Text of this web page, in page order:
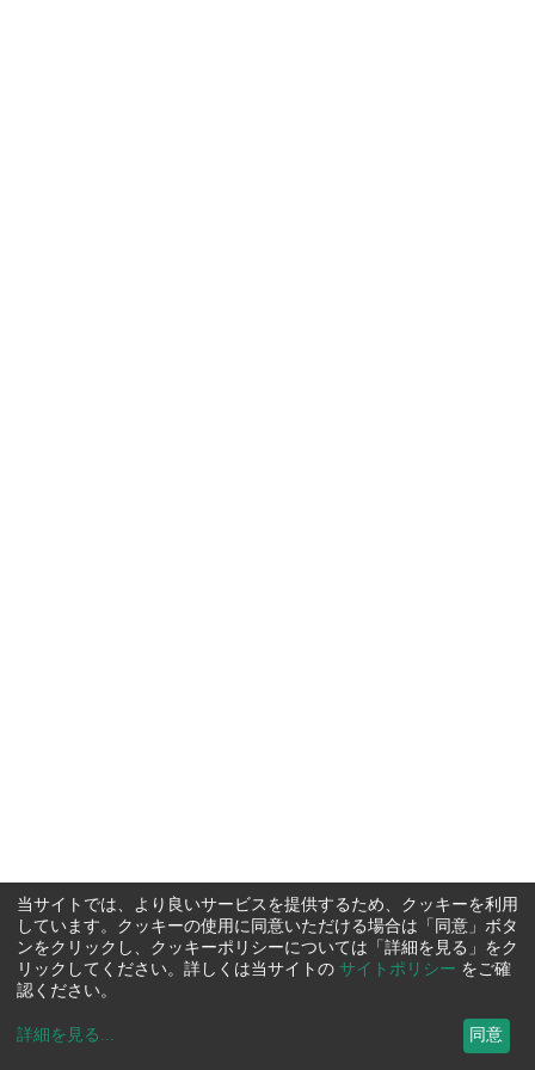
当サイトでは、より良いサービスを提供するため、クッキーを利用
しています。クッキーの使用に同意いただける場合は「同意」ボタ
ンをクリックし、クッキーポリシーについては「詳細を見る」をク
リックしてください。詳しくは当サイトの サイトポリシー をご確
認ください。
詳細を見る ... 同意